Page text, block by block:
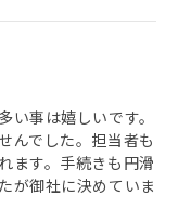
事は嬉しいです。
んでした。担当者も
ます。手続きも円滑
が御社に決めていま